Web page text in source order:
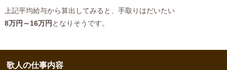
上記平均給与から算出してみると、手取りはだいたい
8万円～16万円 となりそうです。
歌人の仕事内容